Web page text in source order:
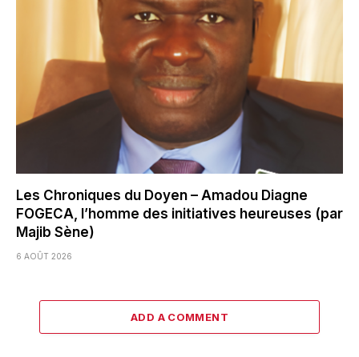
Les Chroniques du Doyen – Amadou Diagne
FOGECA, l’homme des initiatives heureuses (par
Majib Sène)
6 AOÛT 2026
ADD A COMMENT